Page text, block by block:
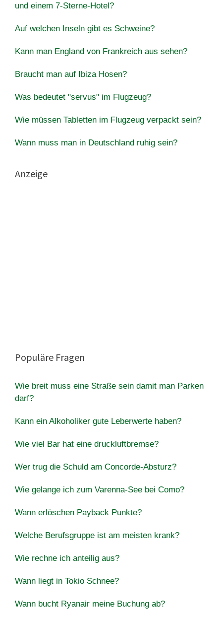
und einem 7-Sterne-Hotel?
Auf welchen Inseln gibt es Schweine?
Kann man England von Frankreich aus sehen?
Braucht man auf Ibiza Hosen?
Was bedeutet "servus" im Flugzeug?
Wie müssen Tabletten im Flugzeug verpackt sein?
Wann muss man in Deutschland ruhig sein?
Anzeige
Populäre Fragen
Wie breit muss eine Straße sein damit man Parken
darf?
Kann ein Alkoholiker gute Leberwerte haben?
Wie viel Bar hat eine druckluftbremse?
Wer trug die Schuld am Concorde-Absturz?
Wie gelange ich zum Varenna-See bei Como?
Wann erlöschen Payback Punkte?
Welche Berufsgruppe ist am meisten krank?
Wie rechne ich anteilig aus?
Wann liegt in Tokio Schnee?
Wann bucht Ryanair meine Buchung ab?